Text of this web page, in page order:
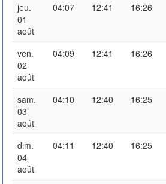
jeu.
01
août
04:07 12:41 16:26
ven.
02
août
04:09 12:41 16:26
sam.
03
août
04:10 12:40 16:25
dim.
04
août
04:11 12:40 16:25